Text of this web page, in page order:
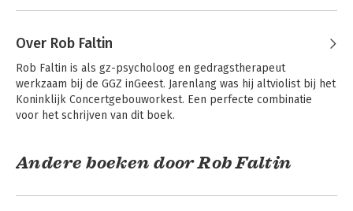
Over Rob Faltin
Rob Faltin is als gz-psycholoog en gedragstherapeut
werkzaam bij de GGZ inGeest. Jarenlang was hij altviolist bij het
Koninklijk Concertgebouworkest. Een perfecte combinatie
voor het schrijven van dit boek.
Andere boeken door Rob Faltin